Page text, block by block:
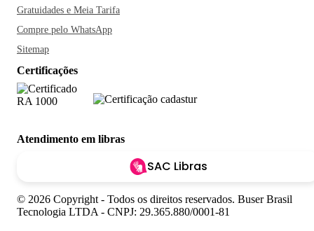
Gratuidades e Meia Tarifa
Compre pelo WhatsApp
Sitemap
Certificações
Atendimento em libras
SAC Libras
© 2026 Copyright - Todos os direitos reservados. Buser Brasil
Tecnologia LTDA - CNPJ: 29.365.880/0001-81